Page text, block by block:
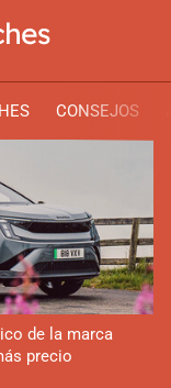
CONSEJOS
de la marca
precio